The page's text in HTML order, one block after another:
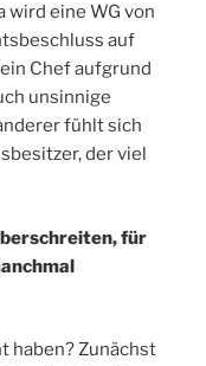
wird eine WG von
auf
Chef aufgrund
unsinnige
fühlt sich
der viel
für
haben? Zunächst